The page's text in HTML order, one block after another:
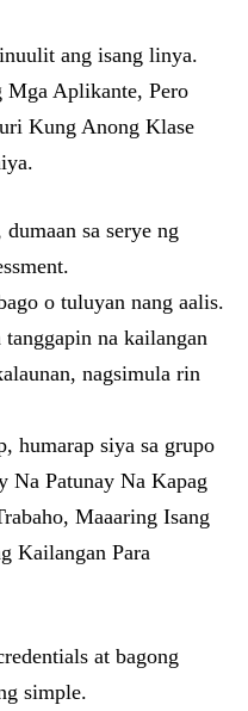
ang isang linya.
Mga Aplikante, Pero
Kung Anong Klase
sa serye ng
o tuluyan nang aalis.
na kailangan
nagsimula rin
humarap siya sa grupo
Na Patunay Na Kapag
Maaaring Isang
Kailangan Para
at bagong
simple.